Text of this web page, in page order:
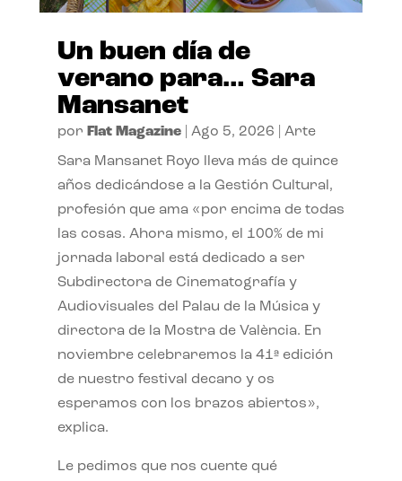
Un buen día de
verano para… Sara
Mansanet
por Flat Magazine| Ago 5, 2026 Arte
Sara Mansanet Royo lleva más de quince
años dedicándose a la Gestión Cultural,
profesión que ama «por encima de todas
las cosas. Ahora mismo, el 100% de mi
jornada laboral está dedicado a ser
Subdirectora de Cinematografía y
Audiovisuales del Palau de la Música y
directora de la Mostra de València. En
noviembre celebraremos la 41ª edición
de nuestro festival decano y os
esperamos con los brazos abiertos»,
explica.
Le pedimos que nos cuente qué